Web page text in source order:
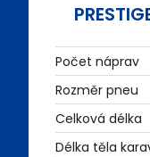
Počet náprav
Rozměr pneu
Celková délka
Délka těla